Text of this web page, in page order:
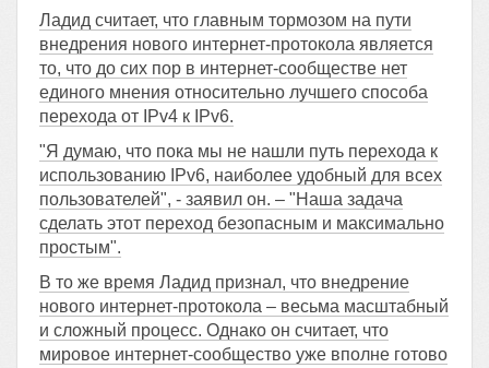
Ладид считает, что главным тормозом на пути
внедрения нового интернет-протокола является
то, что до сих пор в интернет-сообществе нет
единого мнения относительно лучшего способа
перехода от IPv4 к IPv6.
"Я думаю, что пока мы не нашли путь перехода к
использованию IPv6, наиболее удобный для всех
пользователей", - заявил он. – "Наша задача
сделать этот переход безопасным и максимально
простым".
В то же время Ладид признал, что внедрение
нового интернет-протокола – весьма масштабный
и сложный процесс. Однако он считает, что
мировое интернет-сообщество уже вполне готово